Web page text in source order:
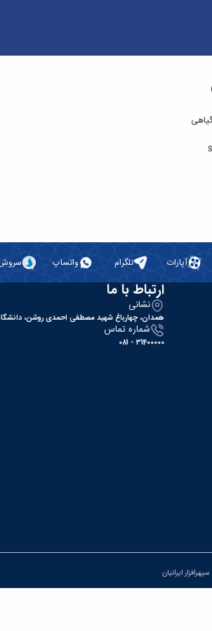
آپارات تلگرام واتساپ
ارتباط با ما
نشانی
همدان، چهارباغ شهید مصطفی احمدی روشن،
شماره تماس
31400000 - 081
سپهرافزار ایرانیان